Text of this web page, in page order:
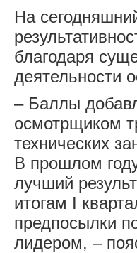
На
благодаря
деятельности
– Баллы
осмотрщиком
технических
В прошлом
лучший
итогам I
предпосылки
лидером, –